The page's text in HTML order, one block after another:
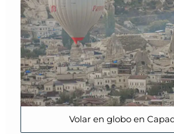
Volar en globo en